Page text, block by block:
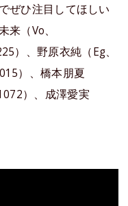
ぜひ注目してほしい
（Vo、
）、野原衣純（Eg、
）、橋本朋夏
）、成澤愛実